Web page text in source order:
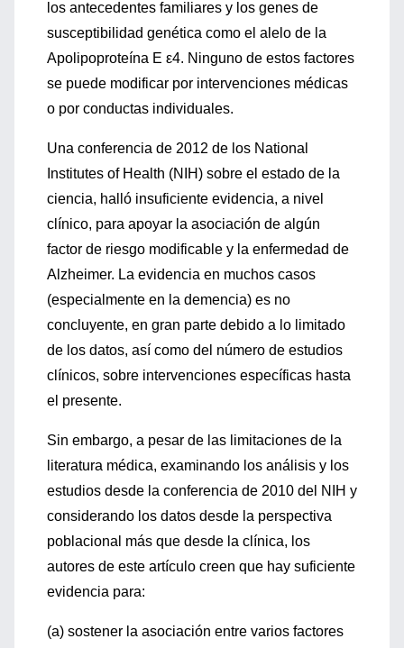
los antecedentes familiares y los genes de
susceptibilidad genética como el alelo de la
Apolipoproteína E ε4. Ninguno de estos factores
se puede modificar por intervenciones médicas
o por conductas individuales.
Una conferencia de 2012 de los National
Institutes of Health (NIH) sobre el estado de la
ciencia, halló insuficiente evidencia, a nivel
clínico, para apoyar la asociación de algún
factor de riesgo modificable y la enfermedad de
Alzheimer. La evidencia en muchos casos
(especialmente en la demencia) es no
concluyente, en gran parte debido a lo limitado
de los datos, así como del número de estudios
clínicos, sobre intervenciones específicas hasta
el presente.
Sin embargo, a pesar de las limitaciones de la
literatura médica, examinando los análisis y los
estudios desde la conferencia de 2010 del NIH y
considerando los datos desde la perspectiva
poblacional más que desde la clínica, los
autores de este artículo creen que hay suficiente
evidencia para:
(a) sostener la asociación entre varios factores